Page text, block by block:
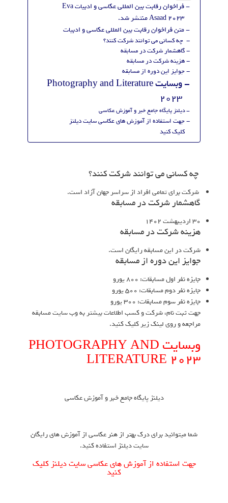
فراخوان رقابت بین المللی عکاسی و ادبیات Eva
Asaad ۲۰۲۳ منتشر شد.
متن فراخوان رقابت بین المللی عکاسی و ادبیات
چه کسانی می توانند شرکت کنند؟
گاهشمار شرکت در مسابقه
هزینه شرکت در مسابقه
جوایز این دوره از مسابقه
وبسایت Photography and Literature
2023
دیلنز پایگاه جامع خبر و آموزش عکاسی
جهت استفاده از آموزش های عکاسی سایت دیلنز
کلیک کنید
چه کسانی می توانند شرکت کنند؟
شرکت برای تمامی افراد از سراسر جهان آزاد است.
گاهشمار شرکت در مسابقه
۳۰ اردیبهشت ۱۴۰۲
هزینه شرکت در مسابقه
شرکت در این مسابقه رایگان است.
جوایز این دوره از مسابقه
جایزه نفر اول مسابقات: ۸۰۰ یورو
جایزه نفر دوم مسابقات: ۵۰۰ یورو
جایزه نفر سوم مسابقات: ۳۰۰ یورو
جهت ثبت نام، شرکت و کسب اطلاعات بیشتر به وب سایت مسابقه
مراجعه و روی لینک زیر کلیک کنید.
وبسایت PHOTOGRAPHY AND
LITERATURE 2023
دیلنز پایگاه جامع خبر و آموزش عکاسی
شما میتوانید برای درک بهتر از هنر عکاسی از آموزش های رایگان
سایت دیلنز استفاده کنید.
جهت استفاده از آموزش های عکاسی سایت دیلنز کلیک
کنید